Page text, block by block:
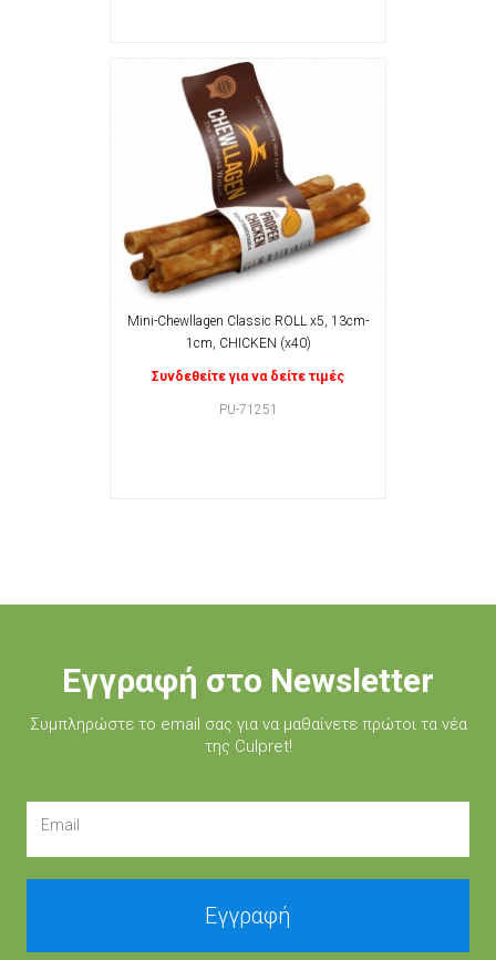
Mini-Chewllagen Classic ROLL x5, 13cm-
1cm, CHICKEN (x40)
Συνδεθείτε για να δείτε τιμές
PU-71251
Εγγραφή στο Newsletter
Συμπληρώστε τo email σας για να μαθαίνετε πρώτοι τα νέα
της Culpret!
Email
Εγγραφή